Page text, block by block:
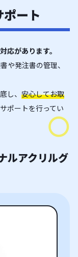
ート
応があります。
や発注書の管理、
し、 安心してお取
ポートを行ってい
ルアクリルグ